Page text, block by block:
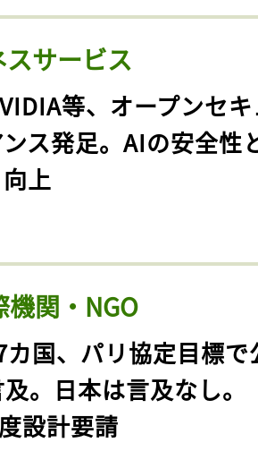
サービス
等、オープンセ
ス発足。AIの安全性
上
関・NGO
カ国、パリ協定目標で
。日本は言及なし。
設計要請